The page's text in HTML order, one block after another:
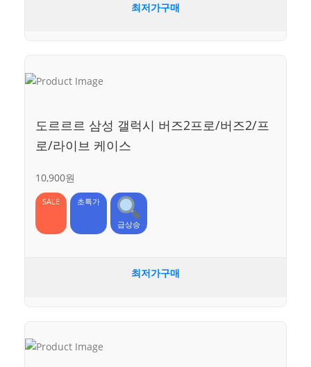
최저가구매
도르르르 삼성 갤럭시 버즈2프로/버즈2/프
로/라이브 케이스
10,900원
SALE 초특가
급상승
최저가구매